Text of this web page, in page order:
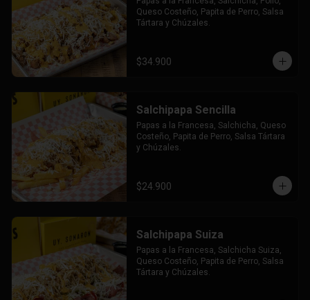
Queso Costeño, Papita de Perro, Salsa
Tártara y Chúzales.
$34.900
Salchipapa Sencilla
Papas a la Francesa, Salchicha, Queso
Costeño, Papita de Perro, Salsa Tártara
y Chúzales.
$24.900
Salchipapa Suiza
Papas a la Francesa, Salchicha Suiza,
Queso Costeño, Papita de Perro, Salsa
Tártara y Chúzales.